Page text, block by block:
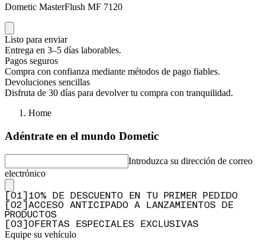
Dometic MasterFlush MF 7120
Listo para enviar
Entrega en 3–5 días laborables.
Pagos seguros
Compra con confianza mediante métodos de pago fiables.
Devoluciones sencillas
Disfruta de 30 días para devolver tu compra con tranquilidad.
Home
Adéntrate en el mundo Dometic
Introduzca su dirección de correo
electrónico
01
10% DE DESCUENTO EN TU PRIMER PEDIDO
02
ACCESO ANTICIPADO A LANZAMIENTOS DE
PRODUCTOS
03 OFERTAS ESPECIALES EXCLUSIVAS
Equipe su vehículo